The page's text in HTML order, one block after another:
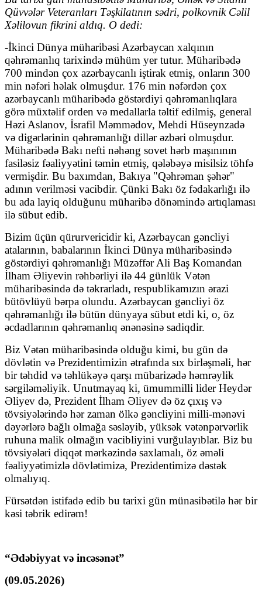
Qüvvələr Veteranları Təşkilatının sədri, polkovnik Cəlil
Xəlilovun fikrini aldıq. O dedi:
-İkinci Dünya müharibəsi Azərbaycan xalqının
qəhrəmanlıq tarixində mühüm yer tutur. Müharibədə
700 mindən çox azərbaycanlı iştirak etmiş, onların 300
min nəfəri həlak olmuşdur. 176 min nəfərdən çox
azərbaycanlı müharibədə göstərdiyi qəhrəmanlıqlara
görə müxtəlif orden və medallarla təltif edilmiş, general
Həzi Aslanov, İsrafil Məmmədov, Mehdi Hüseynzadə
və digərlərinin qəhrəmanlığı dillər əzbəri olmuşdur.
Müharibədə Bakı nefti nəhəng sovet hərb maşınının
fasiləsiz fəaliyyətini təmin etmiş, qələbəyə misilsiz töhfə
vermişdir. Bu baxımdan, Bakıya "Qəhrəman şəhər"
adının verilməsi vacibdir. Çünki Bakı öz fədakarlığı ilə
bu ada layiq olduğunu müharibə dönəmində artıqlaması
ilə sübut edib.
Bizim üçün qürurvericidir ki, Azərbaycan gəncliyi
atalarının, babalarının İkinci Dünya müharibəsində
göstərdiyi qəhrəmanlığı Müzəffər Ali Baş Komandan
İlham Əliyevin rəhbərliyi ilə 44 günlük Vətən
müharibəsində də təkrarladı, respublikamızın ərazi
bütövlüyü bərpa olundu. Azərbaycan gəncliyi öz
qəhrəmanlığı ilə bütün dünyaya sübut etdi ki, o, öz
əcdadlarının qəhrəmanlıq ənənəsinə sadiqdir.
Biz Vətən müharibəsində olduğu kimi, bu gün də
dövlətin və Prezidentimizin ətrafında sıx birləşməli, hər
bir təhdid və təhlükəyə qarşı mübarizədə həmrəylik
sərgiləməliyik. Unutmayaq ki, ümummilli lider Heydər
Əliyev də, Prezident İlham Əliyev də öz çıxış və
tövsiyələrində hər zaman ölkə gəncliyini milli-mənəvi
dəyərlərə bağlı olmağa səsləyib, yüksək vətənpərvərlik
ruhuna malik olmağın vacibliyini vurğulayıblar. Biz bu
tövsiyələri diqqət mərkəzində saxlamalı, öz əməli
fəaliyyətimizlə dövlətimizə, Prezidentimizə dəstək
olmalıyıq.
Fürsətdən istifadə edib bu tarixi gün münasibətilə hər bir
kəsi təbrik edirəm!
“Ədəbiyyat və incəsənət”
(09.05.2026)